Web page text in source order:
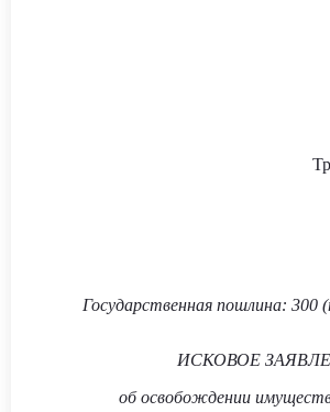
Государственная пошлина: 300
ИСКОВОЕ
об освобождении